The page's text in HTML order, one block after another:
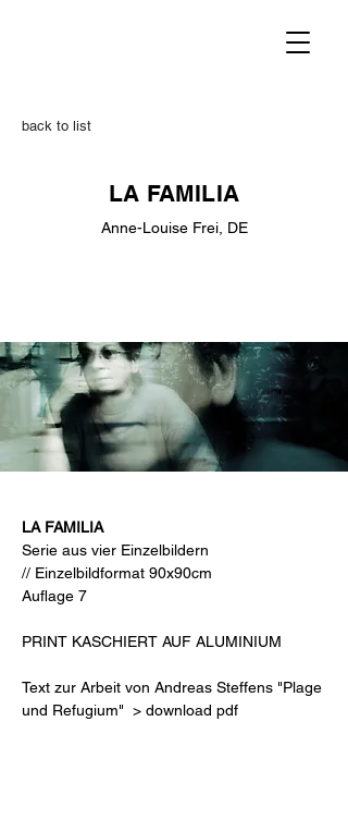
back to list
LA FAMILIA
Anne-Louise Frei, DE
LA FAMILIA
Serie aus vier Einzelbildern
// Einzelbildformat 90x90cm
Auflage 7
PRINT KASCHIERT AUF ALUMINIUM
Text zur Arbeit von Andreas Steffens "Plage
und Refugium"  > download pdf